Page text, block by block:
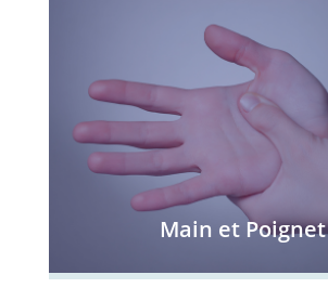
Main et Poignet